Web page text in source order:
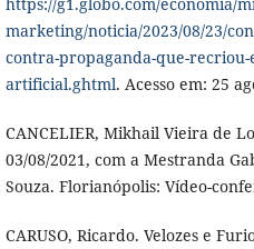
marketing/noticia/2023/08/23/
contra-propaganda-que-
artificial.ghtml. Acesso em: 25
CANCELIER, Mikhail Vieira de
03/08/2021, com a Mestranda
Souza. Florianópolis: Vídeo-
CARUSO, Ricardo. Velozes e